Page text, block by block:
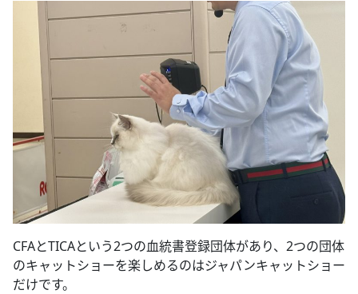
CFAとTICAという2つの血統書登録団体があり、2つの団体
のキャットショーを楽しめるのはジャパンキャットショー
だけです。